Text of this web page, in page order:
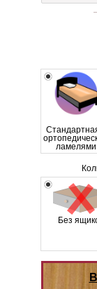
ламелями
Без